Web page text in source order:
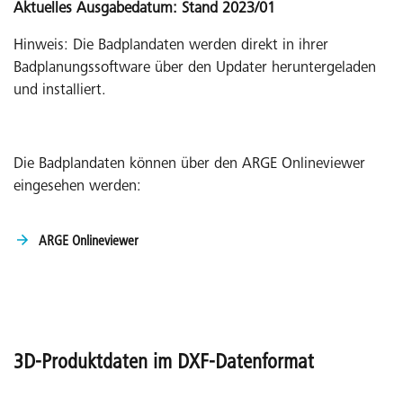
Aktuelles Ausgabedatum: Stand 2023/01
Hinweis: Die Badplandaten werden direkt in ihrer
Badplanungssoftware über den Updater heruntergeladen
und installiert.
Die Badplandaten können über den ARGE Onlineviewer
eingesehen werden:
ARGE Onlineviewer
3D-Produktdaten im DXF-Datenformat